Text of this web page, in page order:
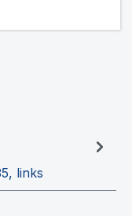
links